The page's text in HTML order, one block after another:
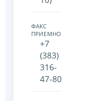
ФАКС
ПРИЕМНОЙ:
+7
(383)
316-
47-80